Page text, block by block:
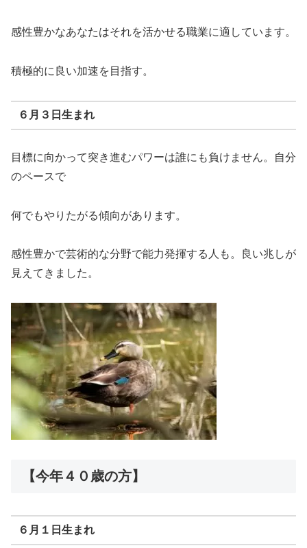
感性豊かなあなたはそれを活かせる職業に適しています。
積極的に良い加速を目指す。
６月３日生まれ
目標に向かって突き進むパワーは誰にも負けません。自分
のペースで
何でもやりたがる傾向があります。
感性豊かで芸術的な分野で能力発揮する人も。良い兆しが
見えてきました。
【今年４０歳の方】
６月１日生まれ